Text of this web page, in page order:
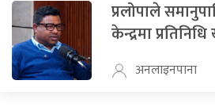
प्रलोपाले
केन्द्रमा
अनलाइनपाना